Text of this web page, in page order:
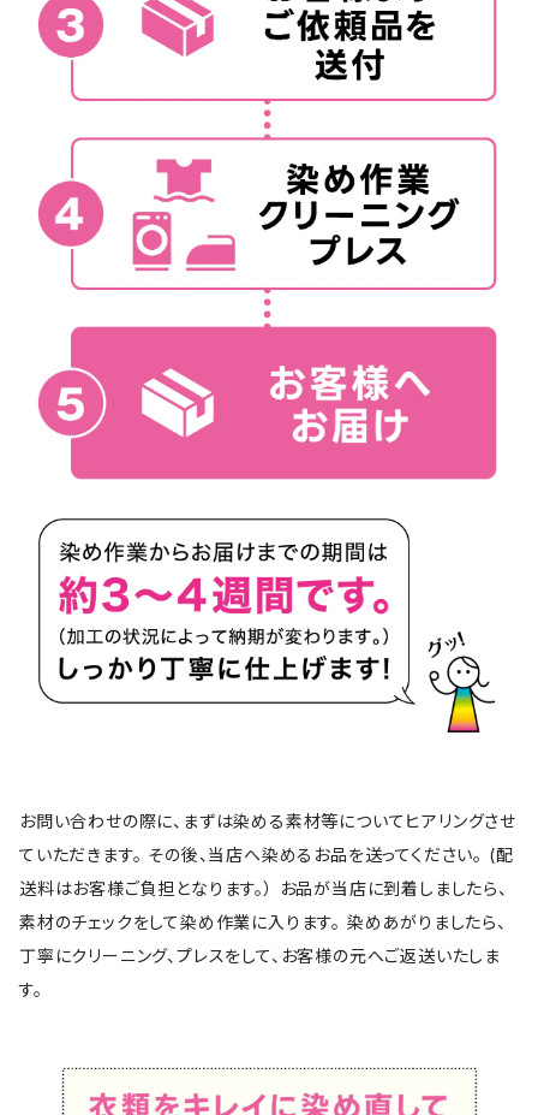
お問い合わせの際に、まずは染める素材等についてヒアリングさせ
ていただきます。 その後、当店へ染めるお品を送ってください。 (配
送料はお客様ご負担となります。） お品が当店に到着しましたら、
素材のチェックをして染め作業に入ります。 染めあがりましたら、
丁寧にクリーニング、プレスをして、お客様の元へご返送いたしま
す。